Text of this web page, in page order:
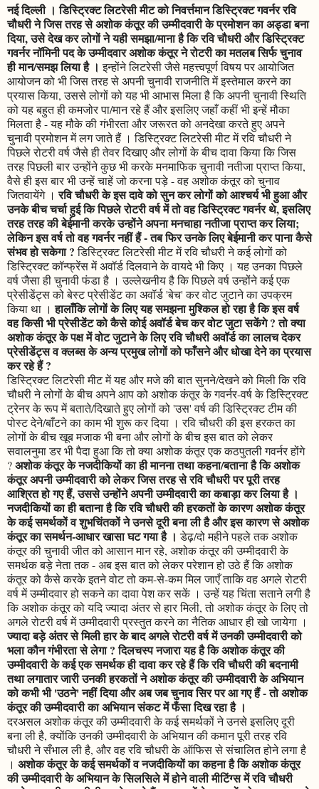
नई दिल्ली । डिस्ट्रिक्ट लिटरेसी मीट को निवर्त्तमान डिस्ट्रिक्ट गवर्नर रवि
चौधरी ने जिस तरह से अशोक कंतूर की उम्मीदवारी के प्रमोशन का अड्डा बना
दिया, उसे देख कर लोगों ने यही समझा/माना है कि रवि चौधरी और डिस्ट्रिक्ट
गवर्नर नॉमिनी पद के उम्मीदवार अशोक कंतूर ने रोटरी का मतलब सिर्फ चुनाव
ही मान/समझ लिया है ।इन्होंने लिटरेसी जैसे महत्त्वपूर्ण विषय पर आयोजित
आयोजन को भी जिस तरह से अपनी चुनावी राजनीति में इस्तेमाल करने का
प्रयास किया, उससे लोगों को यह भी आभास मिला है कि अपनी चुनावी स्थिति
को यह बहुत ही कमजोर पा/मान रहे हैं और इसलिए जहाँ कहीं भी इन्हें मौका
मिलता है - यह मौके की गंभीरता और जरूरत को अनदेखा करते हुए अपने
चुनावी प्रमोशन में लग जाते हैं । डिस्ट्रिक्ट लिटरेसी मीट में रवि चौधरी ने
पिछले रोटरी वर्ष जैसे ही तेवर दिखाए और लोगों के बीच दावा किया कि जिस
तरह पिछली बार उन्होंने कुछ भी करके मनमाफिक चुनावी नतीजा प्राप्त किया,
वैसे ही इस बार भी उन्हें चाहें जो करना पड़े - वह अशोक कंतूर को चुनाव
जितवायेंगे ।रवि चौधरी के इस दावे को सुन कर लोगों को आश्चर्य भी हुआ और
उनके बीच चर्चा हुई कि पिछले रोटरी वर्ष में तो वह डिस्ट्रिक्ट गवर्नर थे, इसलिए
तरह तरह की बेईमानी करके उन्होंने अपना मनचाहा नतीजा प्राप्त कर लिया;
लेकिन इस वर्ष तो वह गवर्नर नहीं हैं - तब फिर उनके लिए बेईमानी कर पाना कैसे
संभव हो सकेगा ?डिस्ट्रिक्ट लिटरेसी मीट में रवि चौधरी ने कई लोगों को
डिस्ट्रिक्ट कॉन्फ्रेंस में अवॉर्ड दिलवाने के वायदे भी किए । यह उनका पिछले
वर्ष जैसा ही चुनावी फंडा है । उल्लेखनीय है कि पिछले वर्ष उन्होंने कई एक
प्रेसीडेंट्स को बेस्ट प्रेसीडेंट का अवॉर्ड 'बेच' कर वोट जुटाने का उपक्रम
किया था ।हालाँकि लोगों के लिए यह समझना मुश्किल हो रहा है कि इस वर्ष
वह किसी भी प्रेसीडेंट को कैसे कोई अवॉर्ड बेच कर वोट जुटा सकेंगे ? तो क्या
अशोक कंतूर के पक्ष में वोट जुटाने के लिए रवि चौधरी अवॉर्ड का लालच देकर
प्रेसीडेंट्स व क्लब्स के अन्य प्रमुख लोगों को फाँसने और धोखा देने का प्रयास
कर रहे हैं ?
डिस्ट्रिक्ट लिटरेसी मीट में यह और मजे की बात सुनने/देखने को मिली कि रवि
चौधरी ने लोगों के बीच अपने आप को अशोक कंतूर के गवर्नर-वर्ष के डिस्ट्रिक्ट
ट्रेनर के रूप में बताते/दिखाते हुए लोगों को 'उस' वर्ष की डिस्ट्रिक्ट टीम की
पोस्ट देने/बाँटने का काम भी शुरू कर दिया । रवि चौधरी की इस हरकत का
लोगों के बीच खूब मजाक भी बना और लोगों के बीच इस बात को लेकर
सवालनुमा डर भी पैदा हुआ कि तो क्या अशोक कंतूर एक कठपुतली गवर्नर होंगे
?अशोक कंतूर के नजदीकियों का ही मानना तथा कहना/बताना है कि अशोक
कंतूर अपनी उम्मीदवारी को लेकर जिस तरह से रवि चौधरी पर पूरी तरह
आश्रित हो गए हैं, उससे उन्होंने अपनी उम्मीदवारी का कबाड़ा कर लिया है ।
नजदीकियों का ही बताना है कि रवि चौधरी की हरकतों के कारण अशोक कंतूर
के कई समर्थकों व शुभचिंतकों ने उनसे दूरी बना ली है और इस कारण से अशोक
कंतूर का समर्थन-आधार खासा घट गया है । डेढ़/दो महीने पहले तक अशोक
कंतूर की चुनावी जीत को आसान मान रहे, अशोक कंतूर की उम्मीदवारी के
समर्थक बड़े नेता तक - अब इस बात को लेकर परेशान हो उठे हैं कि अशोक
कंतूर को कैसे करके इतने वोट तो कम-से-कम मिल जाएँ ताकि वह अगले रोटरी
वर्ष में उम्मीदवार हो सकने का दावा पेश कर सकें । उन्हें यह चिंता सताने लगी है
कि अशोक कंतूर को यदि ज्यादा अंतर से हार मिली, तो अशोक कंतूर के लिए तो
अगले रोटरी वर्ष में उम्मीदवारी प्रस्तुत करने का नैतिक आधार ही खो जायेगा ।
ज्यादा बड़े अंतर से मिली हार के बाद अगले रोटरी वर्ष में उनकी उम्मीदवारी को
भला कौन गंभीरता से लेगा ? दिलचस्प नजारा यह है कि अशोक कंतूर की
उम्मीदवारी के कई एक समर्थक ही दावा कर रहे हैं कि रवि चौधरी की बदनामी
तथा लगातार जारी उनकी हरकतों ने अशोक कंतूर की उम्मीदवारी के अभियान
को कभी भी 'उठने' नहीं दिया और अब जब चुनाव सिर पर आ गए हैं - तो अशोक
कंतूर की उम्मीदवारी का अभियान संकट में फँसा दिख रहा है ।
दरअसल अशोक कंतूर की उम्मीदवारी के कई समर्थकों ने उनसे इसलिए दूरी
बना ली है, क्योंकि उनकी उम्मीदवारी के अभियान की कमान पूरी तरह रवि
चौधरी ने सँभाल ली है, और वह रवि चौधरी के ऑफिस से संचालित होने लगा है
। अशोक कंतूर के कई समर्थकों व नजदीकियों का कहना है कि अशोक कंतूर
की उम्मीदवारी के अभियान के सिलसिले में होने वाली मीटिंग्स में रवि चौधरी